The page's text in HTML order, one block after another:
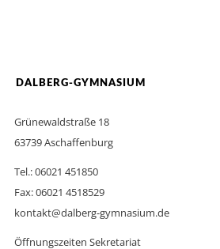
DALBERG-GYMNASIUM
Grünewaldstraße 18
63739 Aschaffenburg
Tel.: 06021 451850
Fax: 06021 4518529
kontakt@dalberg-gymnasium.de
Öffnungszeiten Sekretariat